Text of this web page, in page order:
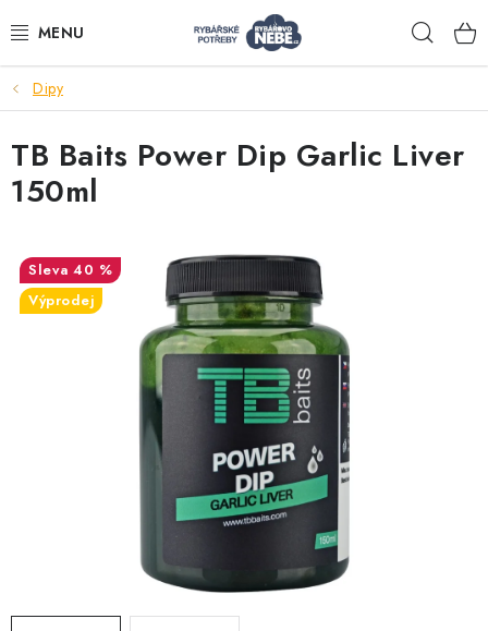
na
Akce
Navijáky
Bižuterie
Nástrahy a krmení
Dipy
TB Baits Power Dip Garlic Liver
150ml
40 %
Výprodej